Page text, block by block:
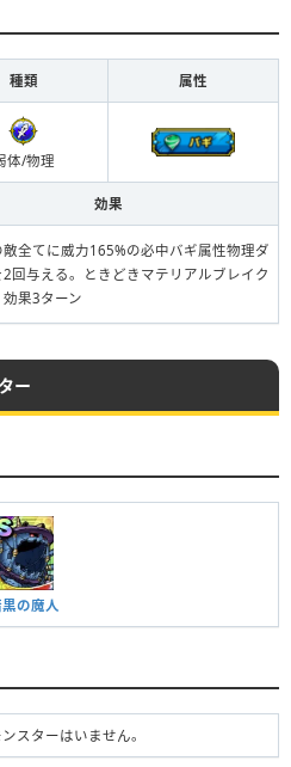
種類 属性
体/物理
効果
全てに威力165%の必中バギ属性物理ダ
2回与える。ときどきマテリアルブレイク
果3ターン
ー
の魔人
スターはいません。